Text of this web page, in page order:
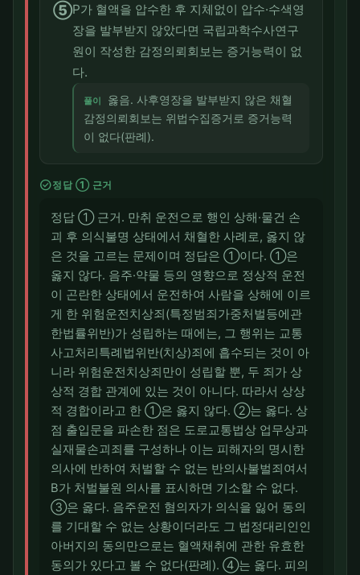
⑤P가 혈액을 압수한 후 지체없이 압수·수색영
장을 발부받지 않았다면 국립과학수사연구
원이 작성한 감정의뢰회보는 증거능력이 없
다.
풀이
옳음. 사후영장을 발부받지 않은 채혈
감정의뢰회보는 위법수집증거로 증거능력
이 없다(판례).
check_circle정답 ① 근거
정답 ① 근거. 만취 운전으로 행인 상해·물건 손
괴 후 의식불명 상태에서 채혈한 사례로, 옳지 않
은 것을 고르는 문제이며 정답은 ①이다. ①은
옳지 않다. 음주·약물 등의 영향으로 정상적 운전
이 곤란한 상태에서 운전하여 사람을 상해에 이르
게 한 위험운전치상죄(특정범죄가중처벌등에관
한법률위반)가 성립하는 때에는, 그 행위는 교통
사고처리특례법위반(치상)죄에 흡수되는 것이 아
니라 위험운전치상죄만이 성립할 뿐, 두 죄가 상
상적 경합 관계에 있는 것이 아니다. 따라서 상상
적 경합이라고 한 ①은 옳지 않다. ②는 옳다. 상
점 출입문을 파손한 점은 도로교통법상 업무상과
실재물손괴죄를 구성하나 이는 피해자의 명시한
의사에 반하여 처벌할 수 없는 반의사불벌죄여서
B가 처벌불원 의사를 표시하면 기소할 수 없다.
③은 옳다. 음주운전 혐의자가 의식을 잃어 동의
를 기대할 수 없는 상황이더라도 그 법정대리인인
아버지의 동의만으로는 혈액채취에 관한 유효한
동의가 있다고 볼 수 없다(판례). ④는 옳다. 피의